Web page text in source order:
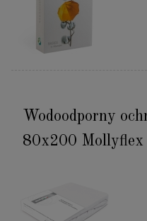
Wodoodporny
80x200 Mollyflex